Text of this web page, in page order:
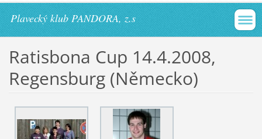
Plavecký klub PANDORA, z.s
Ratisbona Cup 14.4.2008,
Regensburg (Německo)